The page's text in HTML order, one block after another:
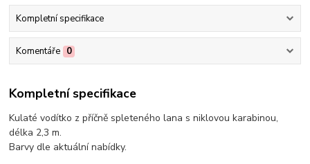
Kompletní specifikace
Komentáře 0
Kompletní specifikace
Kulaté vodítko z příčně spleteného lana s niklovou karabinou,
délka 2,3 m.
Barvy dle aktuální nabídky.